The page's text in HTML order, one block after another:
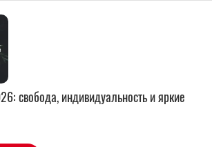
свобода, индивидуальность и яркие